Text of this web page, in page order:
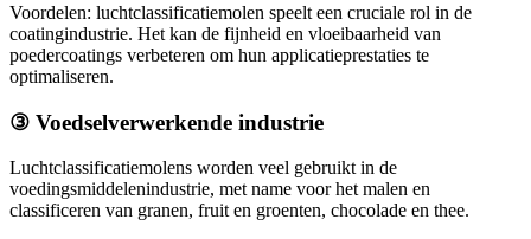
Voordelen: luchtclassificatiemolen speelt een cruciale rol in de
coatingindustrie. Het kan de fijnheid en vloeibaarheid van
poedercoatings verbeteren om hun applicatieprestaties te
optimaliseren.
③ Voedselverwerkende industrie
Luchtclassificatiemolens worden veel gebruikt in de
voedingsmiddelenindustrie, met name voor het malen en
classificeren van granen, fruit en groenten, chocolade en thee.